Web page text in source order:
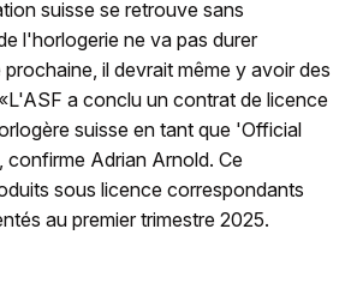
suisse se retrouve sans
l'horlogerie ne va pas durer
il devrait même y avoir des
a conclu un contrat de licence
suisse en tant que 'Official
confirme Adrian Arnold. Ce
sous licence correspondants
au premier trimestre 2025.